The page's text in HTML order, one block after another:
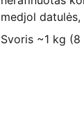
medjol datulės,
Svoris ~1 kg (8